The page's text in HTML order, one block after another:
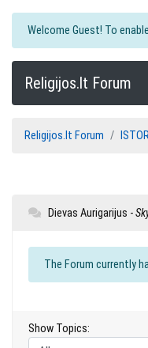
Welcome Guest! To
Religijos.lt Forum
Religijos.lt Forum
Dievas Aurigarijus -
The Forum currently
Show Topics: